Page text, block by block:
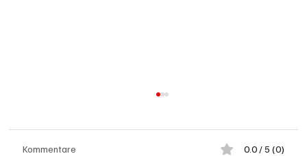
Kommentare 0.0 / 5 (0)